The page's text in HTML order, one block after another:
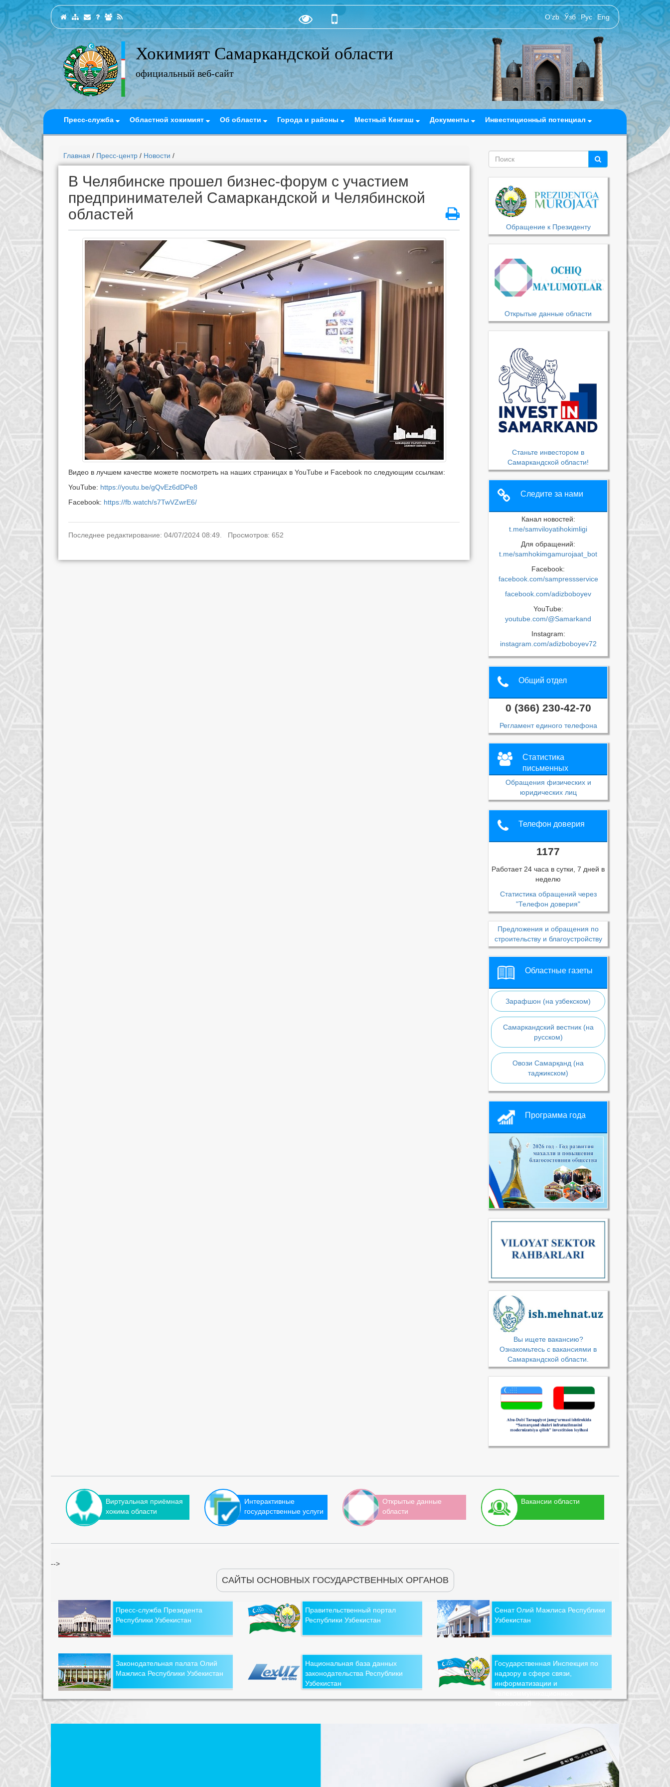
O‘zb Ўзб Рус Eng
Хокимият Самаркандской области
официальный веб-сайт
Пресс-служба Областной хокимият Об области Города и районы Местный Кенгаш Документы Инвестиционный потенциал
Главная / Пресс-центр / Новости /
В Челябинске прошел бизнес-форум с участием
предпринимателей Самаркандской и Челябинской
областей
Видео в лучшем качестве можете посмотреть на наших страницах в YouTube и Facebook по следующим ссылкам:
YouTube: https://youtu.be/gQvEz6dDPe8
Facebook: https://fb.watch/s7TwVZwrE6/
Последнее редактирование: 04/07/2024 08:49. Просмотров: 652
Обращение к Президенту
Открытые данные области
Станьте инвестором в
Самаркандской области!
Следите за нами
Канал новостей:
t.me/samviloyatihokimligi
Для обращений:
t.me/samhokimgamurojaat_bot
Facebook:
facebook.com/sampressservice
facebook.com/adizboboyev
YouTube:
youtube.com/@Samarkand
Instagram:
instagram.com/adizboboyev72
Общий отдел
0 (366) 230-42-70
Регламент единого телефона
Статистика
письменных
обращений
Обращения физических и
юридических лиц
Телефон доверия
1177
Работает 24 часа в сутки, 7 дней в
неделю
Статистика обращений через
"Телефон доверия"
Предложения и обращения по
строительству и благоустройству
Областные газеты
Зарафшон (на узбекском)
Самаркандский вестник (на
русском)
Овози Самарқанд (на
таджикском)
Программа года
Вы ищете вакансию?
Ознакомьтесь с вакансиями в
Самаркандской области.
Виртуальная приёмная
хокима области
Интерактивные
государственные услуги
Открытые данные
области
Вакансии области
-->
САЙТЫ ОСНОВНЫХ ГОСУДАРСТВЕННЫХ ОРГАНОВ
Пресс-служба Президента
Республики Узбекистан
Правительственный портал
Республики Узбекистан
Сенат Олий Мажлиса Республики
Узбекистан
Законодательная палата Олий
Мажлиса Республики Узбекистан
Национальная база данных
законодательства Республики
Узбекистан
Государственная Инспекция по
надзору в сфере связи,
информатизации и
технологий